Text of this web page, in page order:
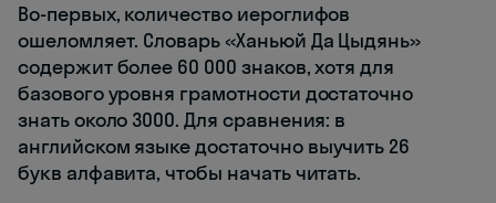
Во-первых, количество иероглифов
ошеломляет. Словарь «Ханьюй Да Цыдянь»
содержит более 60 000 знаков, хотя для
базового уровня грамотности достаточно
знать около 3000. Для сравнения: в
английском языке достаточно выучить 26
букв алфавита, чтобы начать читать.